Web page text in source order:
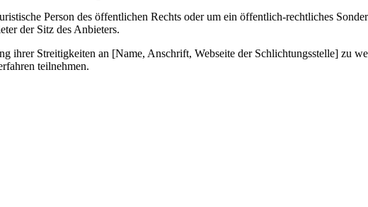
Person des öffentlichen Rechts oder um ein öffentlich-rechtliches
der Sitz des Anbieters.
ihrer Streitigkeiten an [Name, Anschrift, Webseite der Schlichtungsstelle] zu
teilnehmen.